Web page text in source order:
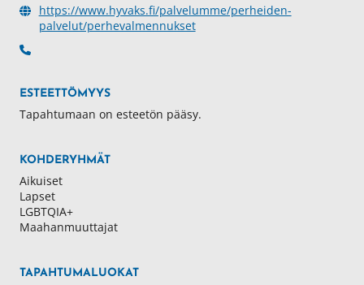
https://www.hyvaks.fi/palvelumme/perheiden-
palvelut/perhevalmennukset
ESTEETTÖMYYS
Tapahtumaan on esteetön pääsy.
KOHDERYHMÄT
Aikuiset
Lapset
LGBTQIA+
Maahanmuuttajat
TAPAHTUMALUOKAT